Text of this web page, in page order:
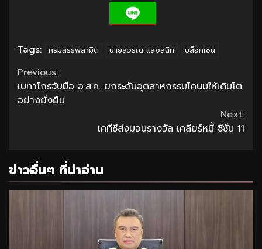
Tags: กรมสรรพสามิต นายลวรณ แสงสนิท บล็อกเชน
Continue
Reading
Previous:
เบทาโกรจับมือ อ.ส.ค. ยกระดับอุตสาหกรรมโคนมให้เติบโต
อย่างยั่งยืน
Next:
เคทีซีส่งมอบรางวัล เคลียร์หนี้ ซีซั่น 11
ข่าวอื่นๆ ที่น่าอ่าน